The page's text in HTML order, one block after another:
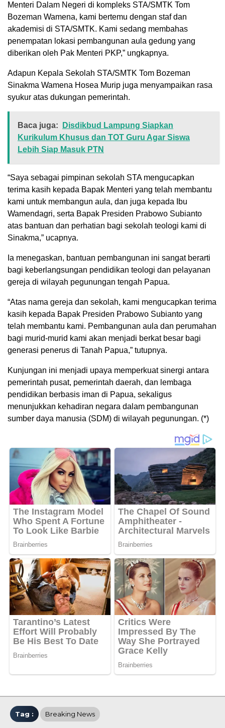
Menteri Dalam Negeri di kompleks STA/SMTK Tom
Bozeman Wamena, kami bertemu dengan staf dan
akademisi di STA/SMTK. Kami sedang membahas
penempatan lokasi pembangunan aula gedung yang
diberikan oleh Pak Menteri PKP,” ungkapnya.
Adapun Kepala Sekolah STA/SMTK Tom Bozeman
Sinakma Wamena Hosea Murip juga menyampaikan rasa
syukur atas dukungan pemerintah.
Baca juga:
Disdikbud Lampung Siapkan
Kurikulum Khusus dan TOT Guru Agar Siswa
Lebih Siap Masuk PTN
“Saya sebagai pimpinan sekolah STA mengucapkan
terima kasih kepada Bapak Menteri yang telah membantu
kami untuk membangun aula, dan juga kepada Ibu
Wamendagri, serta Bapak Presiden Prabowo Subianto
atas bantuan dan perhatian bagi sekolah teologi kami di
Sinakma,” ucapnya.
Ia menegaskan, bantuan pembangunan ini sangat berarti
bagi keberlangsungan pendidikan teologi dan pelayanan
gereja di wilayah pegunungan tengah Papua.
“Atas nama gereja dan sekolah, kami mengucapkan terima
kasih kepada Bapak Presiden Prabowo Subianto yang
telah membantu kami. Pembangunan aula dan perumahan
bagi murid-murid kami akan menjadi berkat besar bagi
generasi penerus di Tanah Papua,” tutupnya.
Kunjungan ini menjadi upaya memperkuat sinergi antara
pemerintah pusat, pemerintah daerah, dan lembaga
pendidikan berbasis iman di Papua, sekaligus
menunjukkan kehadiran negara dalam pembangunan
sumber daya manusia (SDM) di wilayah pegunungan. (*)
Tag : Breaking News